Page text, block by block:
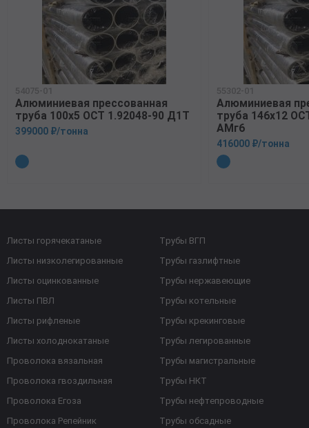
54075-01
Алюминиевая прессованная
труба 100х5 ОСТ 1.92048-90 Д1Т
399000 ₽/тонна
55302-01
Алюминиевая
труба 146х12
АМг6
416000 ₽/тонна
Листы горячекатаные
Листы низколегированные
Листы оцинкованные
Листы ПВЛ
Листы рифленые
Листы холоднокатаные
Проволока вязальная
Проволока гвоздильная
Проволока Егоза
Проволока Репейник
Трубы ВГП
Трубы газлифтные
Трубы нержавеющие
Трубы котельные
Трубы крекинговые
Трубы легированные
Трубы магистральные
Трубы НКТ
Трубы нефтепроводные
Трубы обсадные